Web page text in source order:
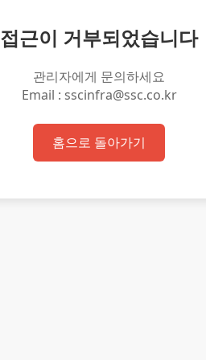
접근이 거부되었습니다
관리자에게 문의하세요
Email : sscinfra@ssc.co.kr
홈으로 돌아가기